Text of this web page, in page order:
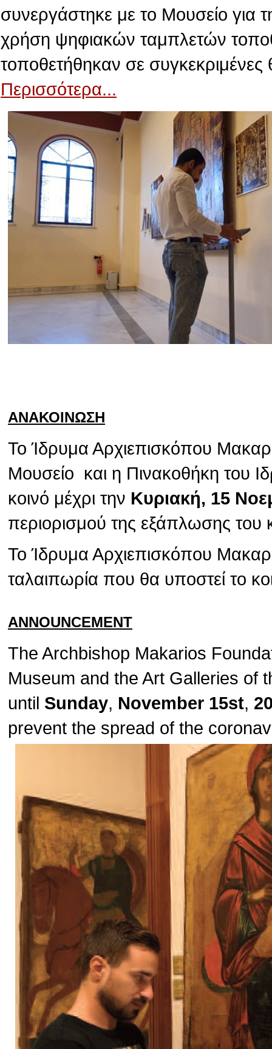
συνεργάστηκε με το Μουσείο για
χρήση ψηφιακών ταμπλετών
τοποθετήθηκαν σε
Περισσότερα...
ΑΝΑΚΟΙΝΩΣΗ
Το Ίδρυμα Αρχιεπισκόπου
Μουσείο και η Πινακοθήκη του
κοινό μέχρι την Κυριακή, 15
περιορισμού της εξάπλωσης του
Το Ίδρυμα Αρχιεπισκόπου
ταλαιπωρία που θα υποστεί το
ANNOUNCEMENT
The Archbishop Makarios
Museum and the Art Galleries of
until Sunday, November 15st,
prevent the spread of the